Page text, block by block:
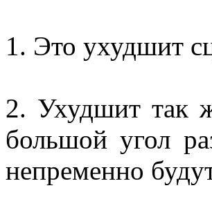
1. Это ухудшит
2. Ухудшит так
большой угол
непременно